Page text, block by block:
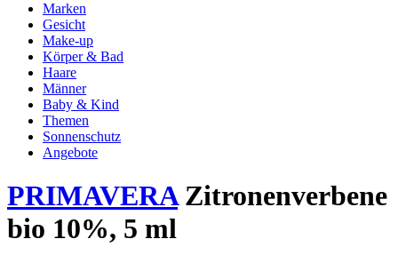
Marken
Gesicht
Make-up
Körper & Bad
Haare
Männer
Baby & Kind
Themen
Sonnenschutz
Angebote
PRIMAVERAZitronenverbene
bio 10%, 5 ml